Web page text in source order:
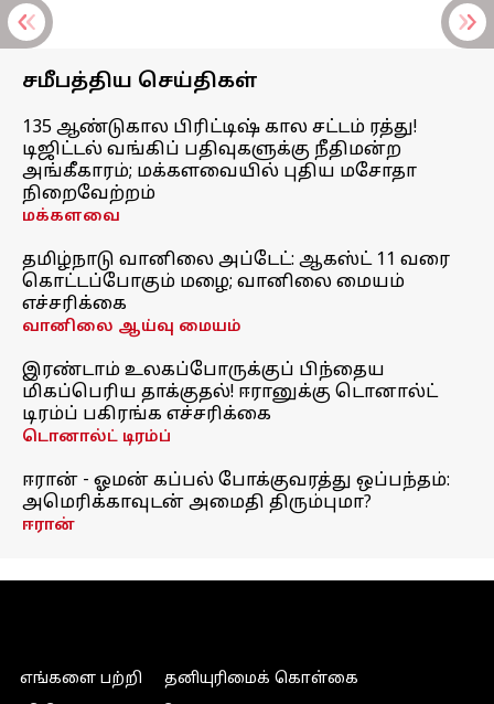
சமீபத்திய செய்திகள்
135 ஆண்டுகால பிரிட்டிஷ் கால சட்டம் ரத்து!
டிஜிட்டல் வங்கிப் பதிவுகளுக்கு நீதிமன்ற
அங்கீகாரம்; மக்களவையில் புதிய மசோதா
நிறைவேற்றம்
மக்களவை
தமிழ்நாடு வானிலை அப்டேட்: ஆகஸ்ட் 11 வரை
கொட்டப்போகும் மழை; வானிலை மையம்
எச்சரிக்கை
வானிலை ஆய்வு மையம்
இரண்டாம் உலகப்போருக்குப் பிந்தைய
மிகப்பெரிய தாக்குதல்! ஈரானுக்கு டொனால்ட்
டிரம்ப் பகிரங்க எச்சரிக்கை
டொனால்ட் டிரம்ப்
ஈரான் - ஓமன் கப்பல் போக்குவரத்து ஒப்பந்தம்:
அமெரிக்காவுடன் அமைதி திரும்புமா?
ஈரான்
எங்களை பற்றி
தனியுரிமைக் கொள்கை